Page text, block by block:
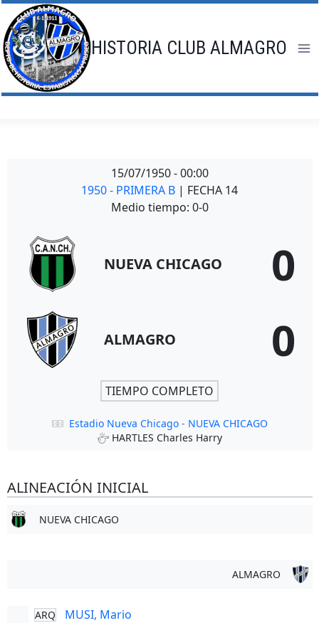
Saltar
al
contenido
HISTORIA CLUB ALMAGRO
15/07/1950 - 00:00
1950 - PRIMERA B | FECHA 14
Medio tiempo: 0-0
NUEVA CHICAGO 0
ALMAGRO 0
TIEMPO COMPLETO
Estadio Nueva Chicago - NUEVA CHICAGO
HARTLES Charles Harry
ALINEACIÓN INICIAL
NUEVA CHICAGO
ALMAGRO
ARQ MUSI, Mario